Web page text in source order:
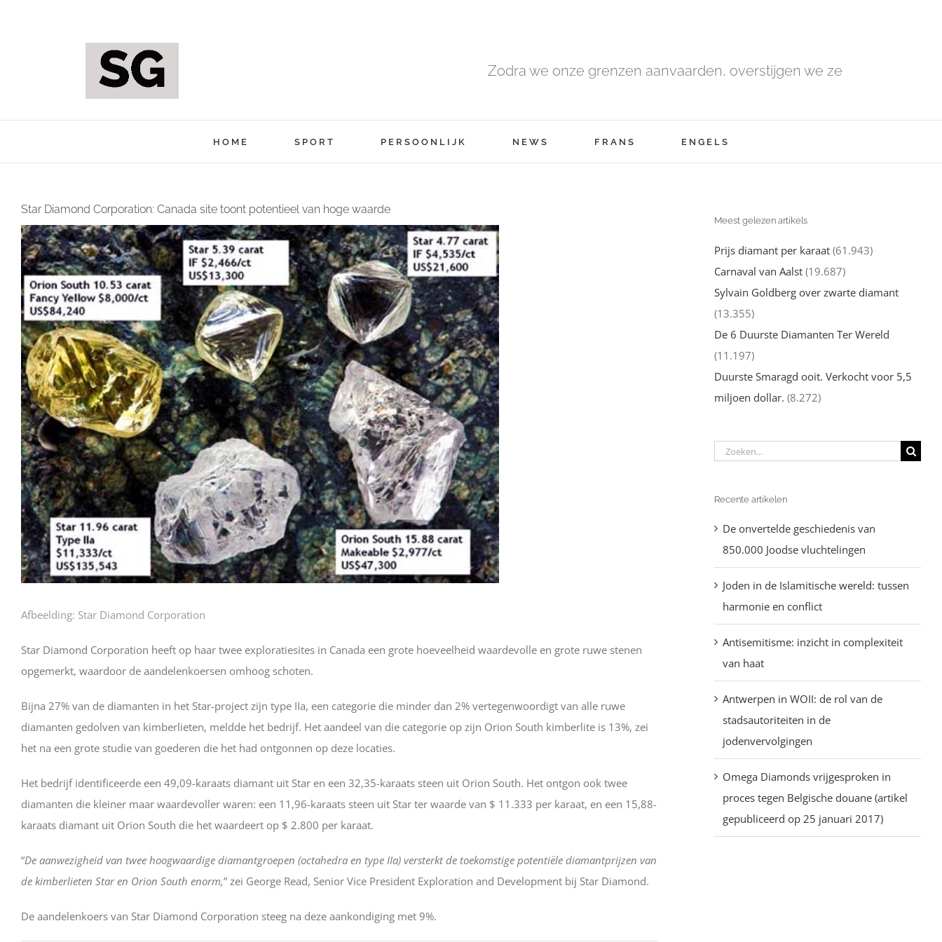
Zodra we onze grenzen aanvaarden, overstijgen we ze
HOME SPORT PERSOONLIJK NEWS FRANS ENGELS
Star Diamond Corporation: Canada site toont potentieel van hoge waarde
Bekijk
grotere
afbeelding
Afbeelding: Star Diamond Corporation
Star Diamond Corporation heeft op haar twee exploratiesites in Canada een grote hoeveelheid waardevolle en grote ruwe stenen
opgemerkt, waardoor de aandelenkoersen omhoog schoten.
Bijna 27% van de diamanten in het Star-project zijn type IIa, een categorie die minder dan 2% vertegenwoordigt van alle ruwe
diamanten gedolven van kimberlieten, meldde het bedrijf. Het aandeel van die categorie op zijn Orion South kimberlite is 13%, zei
het na een grote studie van goederen die het had ontgonnen op deze locaties.
Het bedrijf identificeerde een 49,09-karaats diamant uit Star en een 32,35-karaats steen uit Orion South. Het ontgon ook twee
diamanten die kleiner maar waardevoller waren: een 11,96-karaats steen uit Star ter waarde van $ 11.333 per karaat, en een 15,88-
karaats diamant uit Orion South die het waardeert op $ 2.800 per karaat.
“De aanwezigheid van twee hoogwaardige diamantgroepen (octahedra en type IIa) versterkt de toekomstige potentiële diamantprijzen van
de kimberlieten Star en Orion South enorm,” zei George Read, Senior Vice President Exploration and Development bij Star Diamond.
De aandelenkoers van Star Diamond Corporation steeg na deze aankondiging met 9%.
Meest gelezen artikels
Prijs diamant per karaat (61.943)
Carnaval van Aalst (19.687)
Sylvain Goldberg over zwarte diamant
(13.355)
De 6 Duurste Diamanten Ter Wereld
(11.197)
Duurste Smaragd ooit. Verkocht voor 5,5
miljoen dollar. (8.272)
Zoeken
Recente artikelen
De onvertelde geschiedenis van
850.000 Joodse vluchtelingen
Joden in de Islamitische wereld: tussen
harmonie en conflict
Antisemitisme: inzicht in complexiteit
van haat
Antwerpen in WOII: de rol van de
stadsautoriteiten in de
jodenvervolgingen
Omega Diamonds vrijgesproken in
proces tegen Belgische douane (artikel
gepubliceerd op 25 januari 2017)